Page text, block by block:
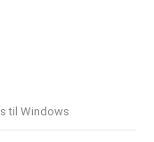
til Windows